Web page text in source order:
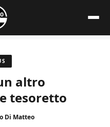
altro
tesoretto
Di Matteo